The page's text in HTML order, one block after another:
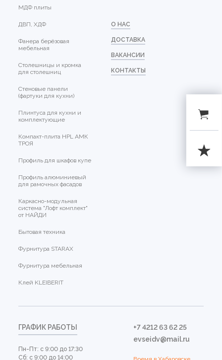
МДФ плиты
ДВП, ХДФ
Фанера берёзовая
мебельная
Столешницы и кромка
для столешниц
Стеновые панели
(фартуки для кухни)
Плинтуса для кухни и
комплектующие
Компакт-плита HPL АМК
ТРОЯ
Профиль для шкафов купе
Профиль алюминиевый
для рамочных фасадов
Каркасно-модульная
система "Лофт комплект"
от НАЙДИ
Бытовая техника
Фурнитура STARAX
Фурнитура мебельная
Клей KLEIBERIT
О НАС
ДОСТАВКА
ВАКАНСИИ
КОНТАКТЫ
ГРАФИК РАБОТЫ
Пн-Пт: с 9:00 до 17:30
Сб: с 9:00 до 14:00
+7 4212 63 62 25
evseidv@mail.ru